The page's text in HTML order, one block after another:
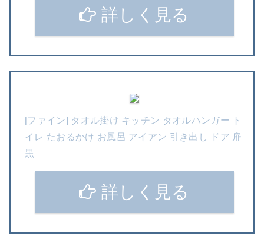
詳しく見る
[ファイン] タオル掛け キッチン タオルハンガー ト
イレ たおるかけ お風呂 アイアン 引き出し ドア 扉
黒
詳しく見る